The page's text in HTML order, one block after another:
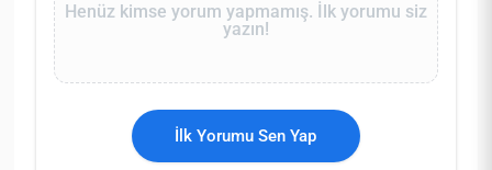
Henüz kimse yorum yapmamış. İlk yorumu siz
yazın!
İlk Yorumu Sen Yap